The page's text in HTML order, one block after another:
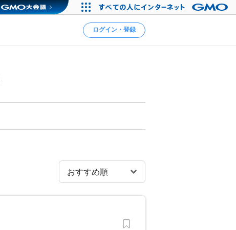
ログイン・登録